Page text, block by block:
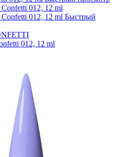
Быстрый
012, 12 ml